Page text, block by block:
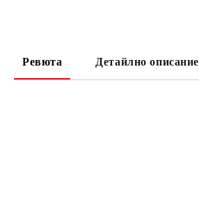
Ревюта Детайлно описание